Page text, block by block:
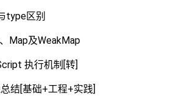
type区别
Map及WeakMap
执行机制[转]
结[基础+工程+实践]